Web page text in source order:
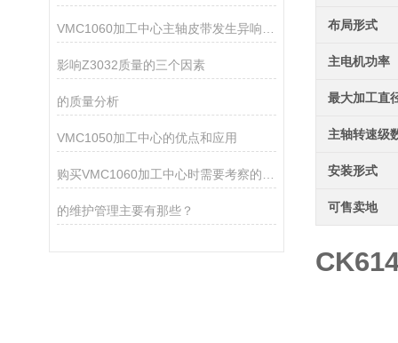
影响Z3032质量的三个因素
的质量分析
VMC1050加工中心的优点和应用
的维护管理主要有那些？
布局形式
主电机功率
最大加工直
主轴转速级
安装形式
可售卖地